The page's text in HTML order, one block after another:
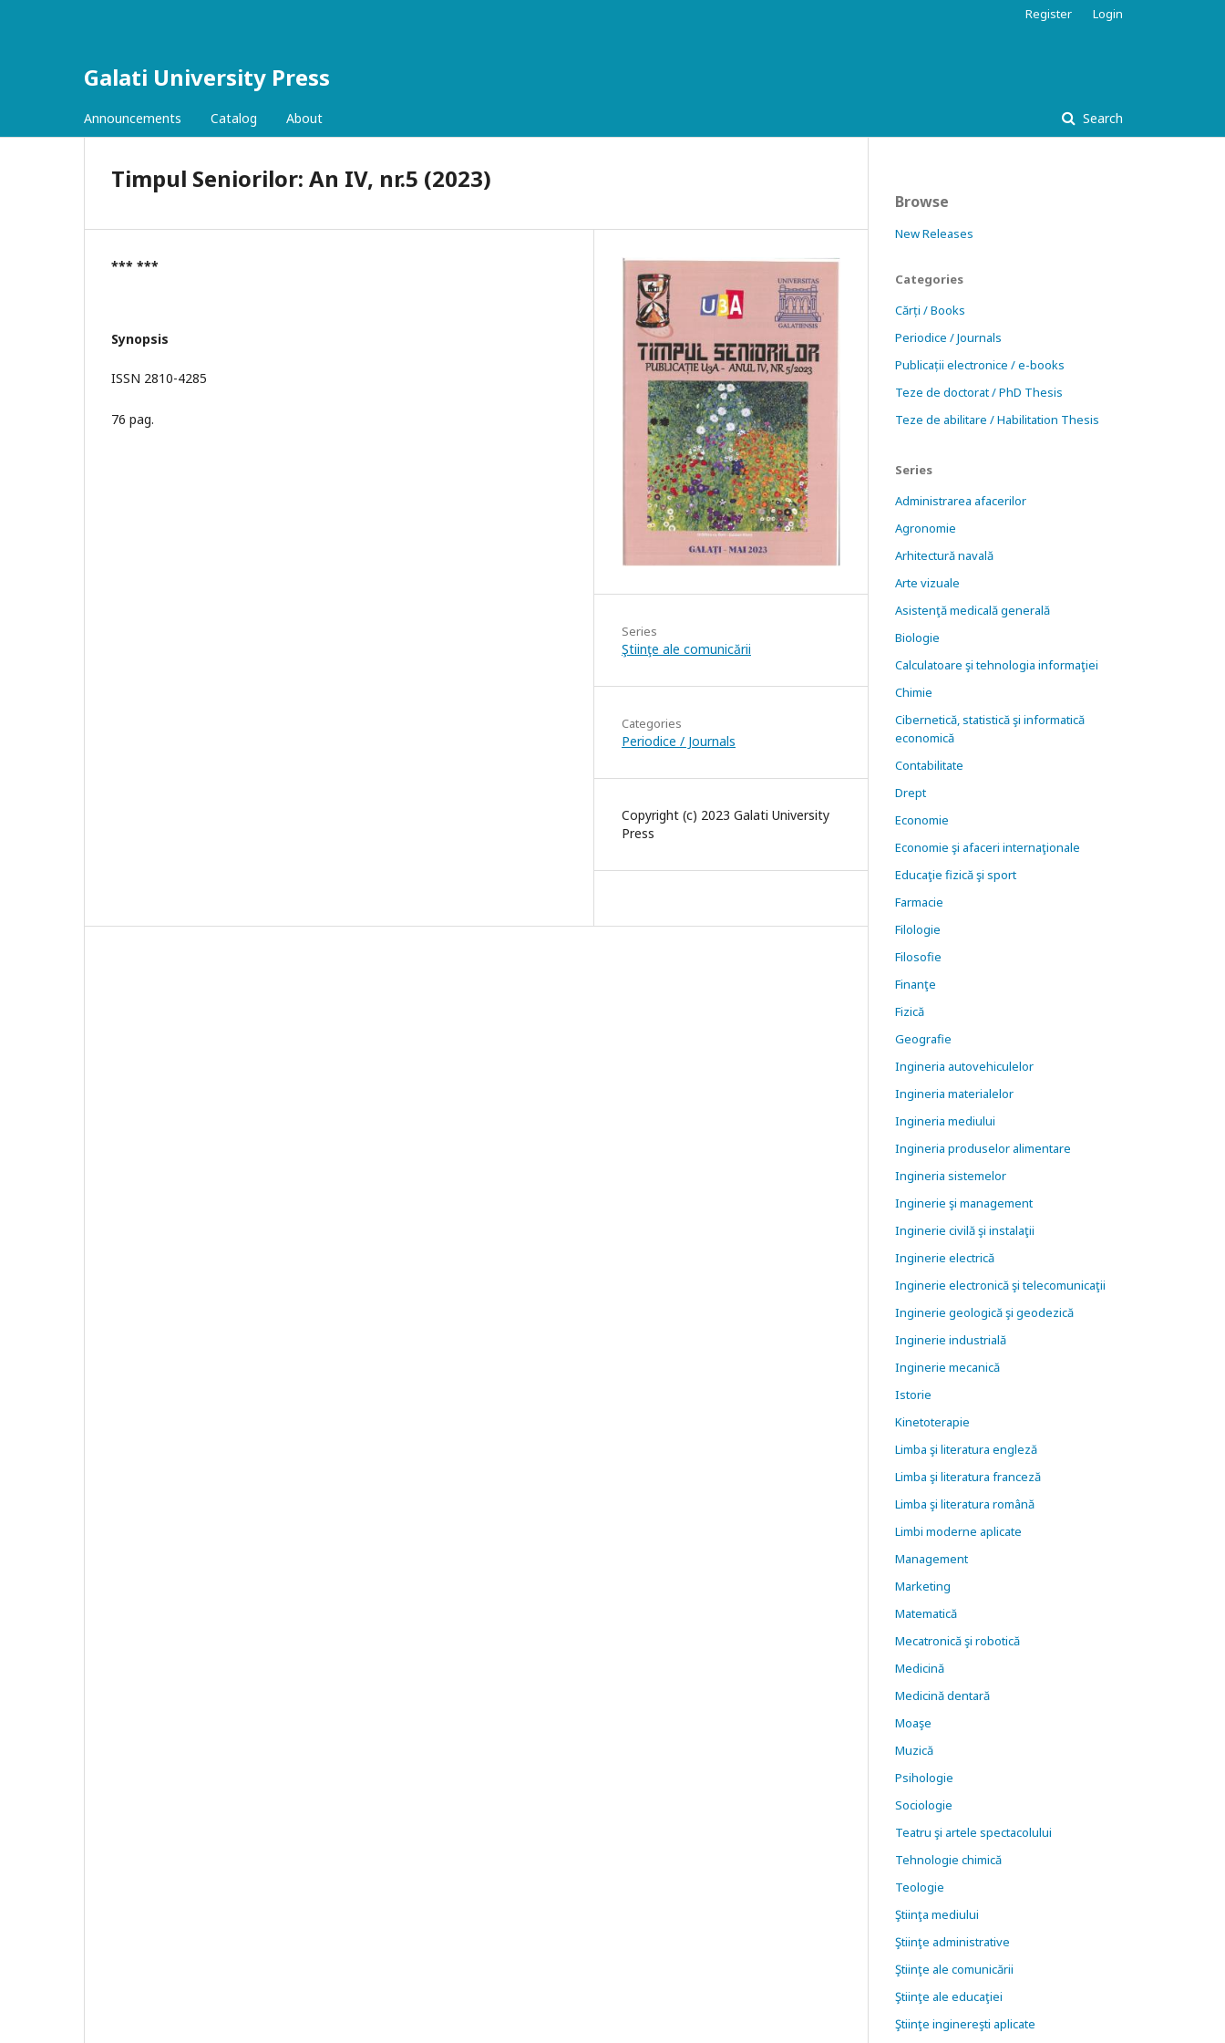
Galati University Press
Announcements Catalog About Search
Register Login
Timpul Seniorilor: An IV, nr.5 (2023)
*** ***
Synopsis
ISSN 2810-4285
76 pag.
Series
Ştiinţe ale comunicării
Categories
Periodice / Journals
Copyright (c) 2023 Galati University
Press
Browse
New Releases
Categories
Cărți / Books
Periodice / Journals
Publicații electronice / e-books
Teze de doctorat / PhD Thesis
Teze de abilitare / Habilitation Thesis
Series
Administrarea afacerilor
Agronomie
Arhitectură navală
Arte vizuale
Asistenţă medicală generală
Biologie
Calculatoare şi tehnologia informaţiei
Chimie
Cibernetică, statistică şi informatică
economică
Contabilitate
Drept
Economie
Economie şi afaceri internaţionale
Educaţie fizică şi sport
Farmacie
Filologie
Filosofie
Finanţe
Fizică
Geografie
Ingineria autovehiculelor
Ingineria materialelor
Ingineria mediului
Ingineria produselor alimentare
Ingineria sistemelor
Inginerie şi management
Inginerie civilă şi instalaţii
Inginerie electrică
Inginerie electronică şi telecomunicaţii
Inginerie geologică şi geodezică
Inginerie industrială
Inginerie mecanică
Istorie
Kinetoterapie
Limba şi literatura engleză
Limba şi literatura franceză
Limba şi literatura română
Limbi moderne aplicate
Management
Marketing
Matematică
Mecatronică şi robotică
Medicină
Medicină dentară
Moaşe
Muzică
Psihologie
Sociologie
Teatru şi artele spectacolului
Tehnologie chimică
Teologie
Ştiinţa mediului
Ştiinţe administrative
Ştiinţe ale comunicării
Ştiinţe ale educaţiei
Ştiinţe inginereşti aplicate